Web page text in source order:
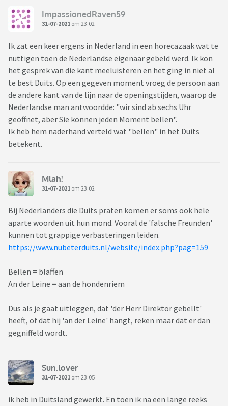
ImpassionedRaven59
31-07-2021 om 23:02
Ik zat een keer ergens in Nederland in een horecazaak wat te
nuttigen toen de Nederlandse eigenaar gebeld werd. Ik kon
het gesprek van die kant meeluisteren en het ging in niet al
te best Duits. Op een gegeven moment vroeg de persoon aan
de andere kant van de lijn naar de openingstijden, waarop de
Nederlandse man antwoordde: "wir sind ab sechs Uhr
geöffnet, aber Sie können jeden Moment bellen".
Ik heb hem naderhand verteld wat "bellen" in het Duits
betekent.
Mlah!
31-07-2021 om 23:02
Bij Nederlanders die Duits praten komen er soms ook hele
aparte woorden uit hun mond. Vooral de 'falsche Freunden'
kunnen tot grappige verbasteringen leiden.
https://www.nubeterduits.nl/website/index.php?pag=159
Bellen = blaffen
An der Leine = aan de hondenriem
Dus als je gaat uitleggen, dat 'der Herr Direktor gebellt'
heeft, of dat hij 'an der Leine' hangt, reken maar dat er dan
gegniffeld wordt.
Sun.lover
31-07-2021 om 23:05
ik heb in Duitsland gewerkt. En toen ik na een lange reeks